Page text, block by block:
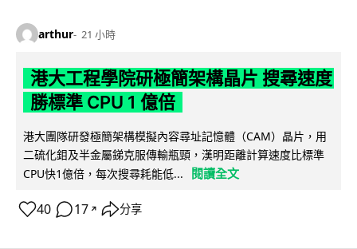
arthur 21 小時
港大工程學院研極簡架構晶片 搜尋速度
勝標準 CPU 1 億倍
港大團隊研發極簡架構模擬內容尋址記憶體（CAM）晶片，用
二硫化鉬及半金屬銻克服傳輸瓶頸，漢明距離計算速度比標準
CPU快1億倍，每次搜尋耗能低...
閱讀全文
40 17 ↗ 分享